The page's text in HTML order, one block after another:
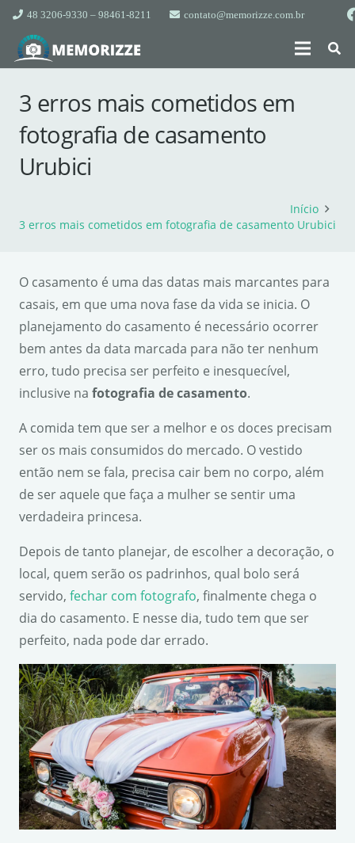
48 3206-9330 – 98461-8211 contato@memorizze.com.br
3 erros mais cometidos em
fotografia de casamento
Urubici
Início
3 erros mais cometidos em fotografia de casamento Urubici
O casamento é uma das datas mais marcantes para
casais, em que uma nova fase da vida se inicia. O
planejamento do casamento é necessário ocorrer
bem antes da data marcada para não ter nenhum
erro, tudo precisa ser perfeito e inesquecível,
inclusive na fotografia de casamento.
A comida tem que ser a melhor e os doces precisam
ser os mais consumidos do mercado. O vestido
então nem se fala, precisa cair bem no corpo, além
de ser aquele que faça a mulher se sentir uma
verdadeira princesa.
Depois de tanto planejar, de escolher a decoração, o
local, quem serão os padrinhos, qual bolo será
servido, fechar com fotografo, finalmente chega o
dia do casamento. E nesse dia, tudo tem que ser
perfeito, nada pode dar errado.